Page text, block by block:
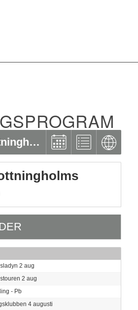
Kungl. Drottningholms Golfklubb
2 aug
2 aug
- Pb
4 augusti